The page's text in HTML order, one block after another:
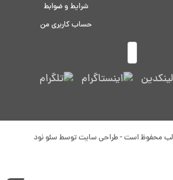
شرایط و ضوابط
حساب کاربری من
محفوظ است - طراحی سایت توسطسئو نود